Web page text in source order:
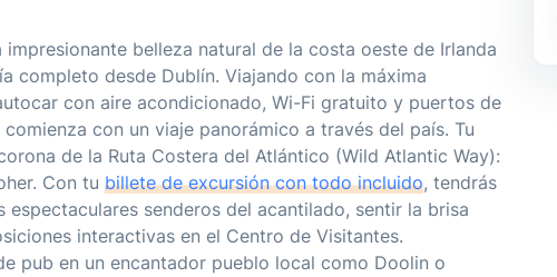
belleza natural de la costa oeste de Irlanda
completo desde Dublín. Viajando con la máxima
con aire acondicionado, Wi-Fi gratuito y puertos de
con un viaje panorámico a través del país. Tu
de la Ruta Costera del Atlántico (Wild Atlantic Way):
Con tu billete de excursión con todo incluido, tendrás
senderos del acantilado, sentir la brisa
interactivas en el Centro de Visitantes.
pub en un encantador pueblo local como Doolin o